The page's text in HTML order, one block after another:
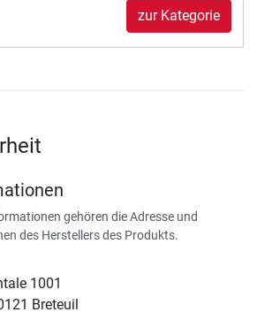
zur Kategorie
gehören die Adresse und
des Herstellers des Produkts.
1001
Breteuil